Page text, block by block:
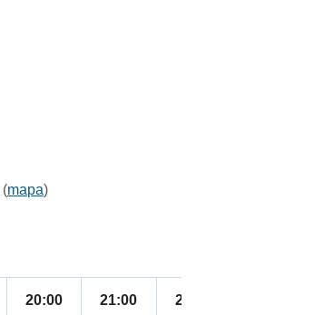
(mapa)
20:00 21:00 22:00